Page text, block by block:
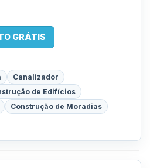
GRÁTIS
Canalizador
de Edifícios
Construção de Moradias